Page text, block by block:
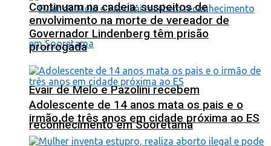
Evair de Melo e Pazolini recebem
reconhecimento em Sooretama
Continuam na cadeia: suspeitos de
envolvimento na morte de vereador de
Governador Lindenberg têm prisão
prorrogada
Adolescente de 14 anos mata os pais e o
irmão de três anos em cidade próxima ao ES